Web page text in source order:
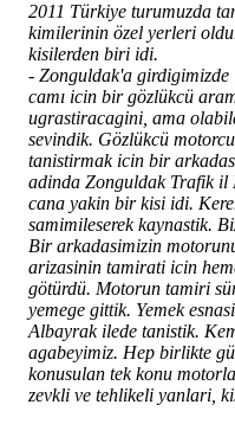
2011 Türkiye turumuzda
kimilerinin özel yerleri
kisilerden biri idi.
- Zonguldak'a
camı icin bir gözlükcü
ugrastiracagini, ama
sevindik. Gözlükcü
tanistirmak icin bir
adinda Zonguldak Trafik il
cana yakin bir kisi idi.
samimileserek kaynastik.
Bir arkadasimizin
arizasinin tamirati icin
götürdü. Motorun tamiri
yemege gittik. Yemek
Albayrak ilede tanistik.
agabeyimiz. Hep birlikte
konusulan tek konu
zevkli ve tehlikeli yanlari,